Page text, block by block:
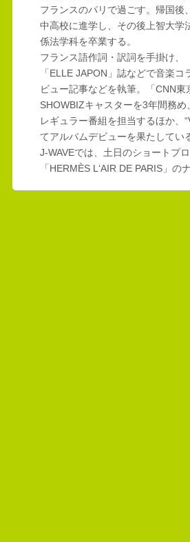
フランスのパリで過ごす。帰国後
中高校に進学し、その後上智大学
係法学科を卒業する。
フランス語作詞・訳詞を手掛け、
「ELLE JAPON」誌などで音楽コ
ビュー記事などを執筆。「CNN東
SHOWBIZキャスターを3年間務め
レギュラー番組を担当するほか、
てアルバムデビューを果たしてい
J-WAVEでは、土日のショートプ
「HERMÈS L‘AIR DE PARIS」